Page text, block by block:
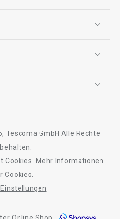
Tescoma GmbH Alle Rechte
Cookies.
Mehr Informationen
Cookies.